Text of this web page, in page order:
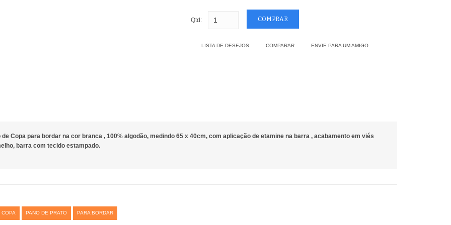
Qtd:
LISTA DE DESEJOS COMPARAR ENVIE PARA UM AMIGO
de Copa para bordar na cor branca , 100% algodão, medindo 65 x 40cm, com aplicação de etamine na barra , acabamento em viés
barra com tecido estampado.
PANO DE PRATO PARA BORDAR